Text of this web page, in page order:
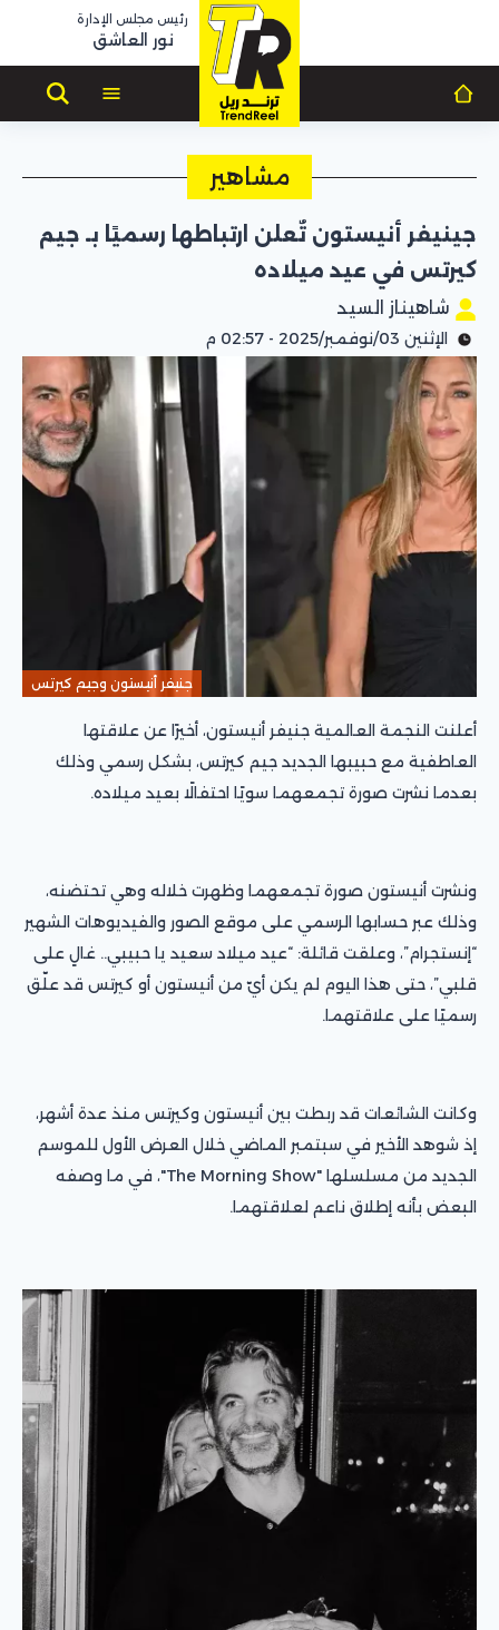
رئيس مجلس الإدارة
نور العاشق
مشاهير
جينيفر أنيستون تٌعلن ارتباطها رسميًا بـ جيم
كيرتس في عيد ميلاده
شاهيناز السيد
الإثنين 03/نوفمبر/2025 - 02:57 م
جنيفر أنيستون وجيم كيرتس
أعلنت النجمة العالمية جنيفر أنيستون، أخيرًا عن علاقتها
العاطفية مع حبيبها الجديد جيم كيرتس، بشكل رسمي وذلك
بعدما نشرت صورة تجمعهما سويًا احتفالًا بعيد ميلاده.
ونشرت أنيستون صورة تجمعهما وظهرت خلاله وهي تحتضنه،
وذلك عبر حسابها الرسمي على موقع الصور والفيديوهات الشهير
“إنستجرام”، وعلقت قائلة: “عيد ميلاد سعيد يا حبيبي.. غالٍ على
قلبي”، حتى هذا اليوم لم يكن أيّ من أنيستون أو كيرتس قد علّق
رسميًا على علاقتهما.
وكانت الشائعات قد ربطت بين أنيستون وكيرتس منذ عدة أشهر،
إذ شوهد الأخير في سبتمبر الماضي خلال العرض الأول للموسم
الجديد من مسلسلها "The Morning Show"، في ما وصفه
البعض بأنه إطلاق ناعم لعلاقتهما.